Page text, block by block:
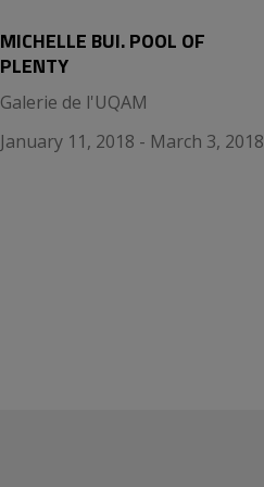
MICHELLE BUI. POOL OF
PLENTY
Galerie de l'UQAM
January 11, 2018 - March 3, 2018